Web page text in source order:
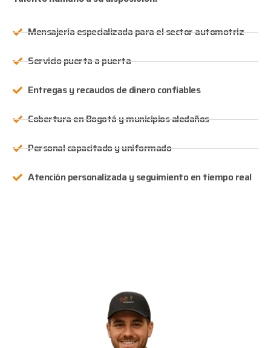
Mensajería especializada para el sector automotriz
Servicio puerta a puerta
Entregas y recaudos de dinero confiables
Cobertura en Bogotá y municipios aledaños
Personal capacitado y uniformado
Atención personalizada y seguimiento en tiempo real